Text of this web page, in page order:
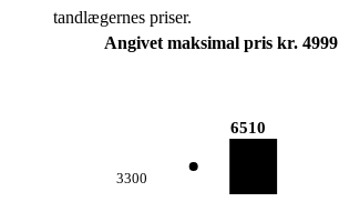
tandlægernes priser.
Angivet maksimal pris kr. 4999
3300
6510